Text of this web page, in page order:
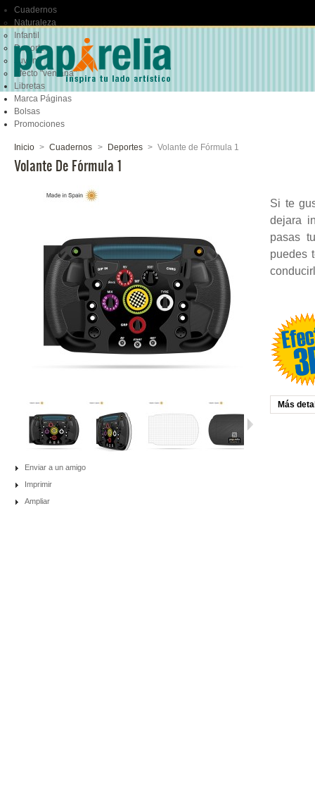
Cuadernos
Naturaleza
Infantil
Deportes
Juvenil
Efecto "ventana"
Libretas
Marca Páginas
Bolsas
Promociones
Inicio > Cuadernos > Deportes > Volante de Fórmula 1
Volante De Fórmula 1
Enviar a un amigo
Imprimir
Ampliar
Si te
dejara
pasas
puedes
Más